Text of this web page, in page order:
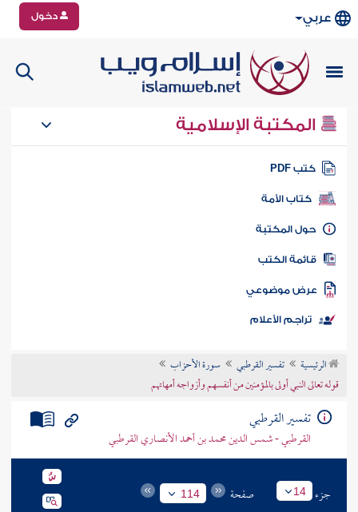
عربي دخول
المكتبة الإسلامية
كتب PDF
كتاب الأمة
المكتبة
الكتب
موضوعي
تراجم الأعلام
الرئيسية تفسير القرطبي
سورة الأحزاب
قوله تعالى النبي أولى بالمؤمنين من أنفسهم وأزواجه أمهاتهم
تفسير القرطبي
القرطبي - شمس الدين محمد بن أحمد الأنصاري القرطبي
جزء 14 صفحة 114